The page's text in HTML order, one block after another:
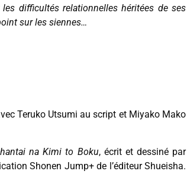
difficultés relationnelles héritées de ses
sur les siennes…
Teruko Utsumi au script et Miyako Mako
na Kimi to Boku, écrit et dessiné par
Shonen Jump+ de l’éditeur Shueisha.